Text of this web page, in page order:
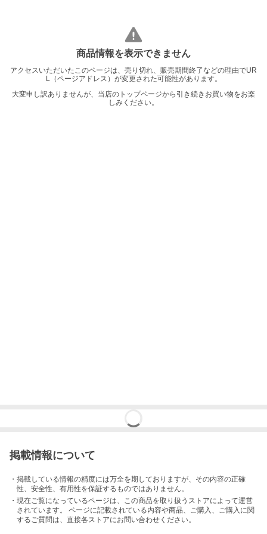
商品情報を表示できません
アクセスいただいたこのページは、売り切れ、販売期間終了などの理由でUR
L（ページアドレス）が変更された可能性があります。
大変申し訳ありませんが、当店のトップページから引き続きお買い物をお楽
しみください。
掲載情報について
・掲載している情報の精度には万全を期しておりますが、その内容の正確
性、安全性、有用性を保証するものではありません。
・現在ご覧になっているページは、この商品を取り扱うストアによって運営
されています。 ページに記載されている内容や商品、ご購入 、ご購入に関
するご質問は、直接各ストアにお問い合わせください。